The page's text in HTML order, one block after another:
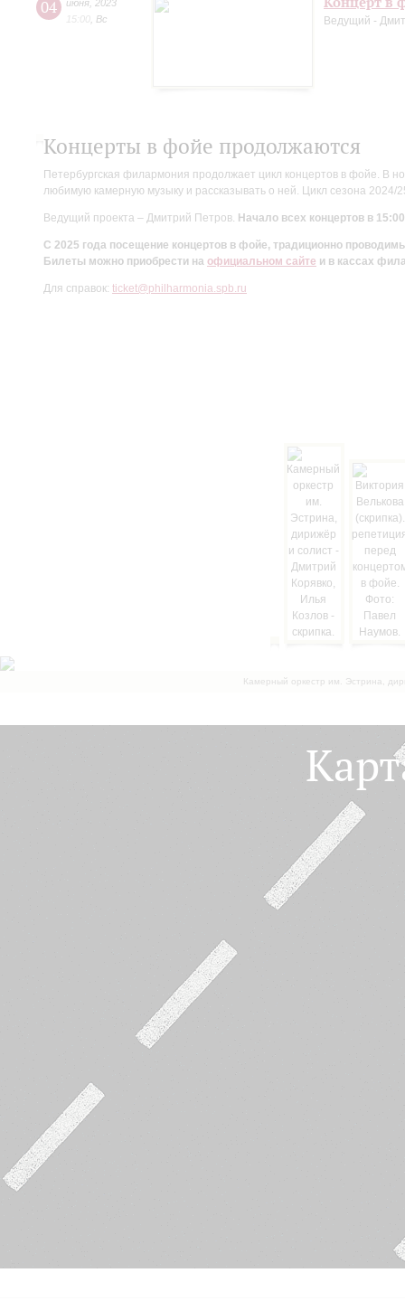
04 июня 2023
15:00 Вс Ведущий -
Концерты в фойе продолжаются
Петербургская филармония продолжает цикл концертов в фойе. В
любимую камерную музыку и рассказывать о ней. Цикл сезона
Ведущий проекта – Дмитрий Петров. Начало всех концертов в
С 2025 года посещение концертов в фойе, традиционно
Билеты можно приобрести на официальном сайте и в кассах
Для справок: ticket@philharmonia.spb.ru
Камерный оркестр им. Эстрина,